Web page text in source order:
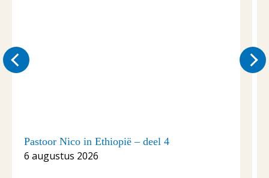
Pastoor Nico in Ethiopië – deel 4
6 augustus 2026